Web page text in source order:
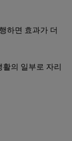
하면 효과가 더
의 일부로 자리